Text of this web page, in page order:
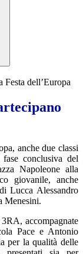
Festa dell’Europa
anche due classi
conclusiva del
Napoleone alla
giovanile, anche
Lucca Alessandro
Menesini.
accompagnate
Pace e Antonio
per la qualità delle